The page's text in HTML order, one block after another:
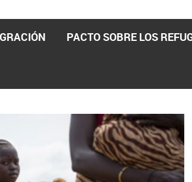
PACTO SOBRE LOS
enviada por el presidente de la Asamblea
pero necesita el consentimiento y la